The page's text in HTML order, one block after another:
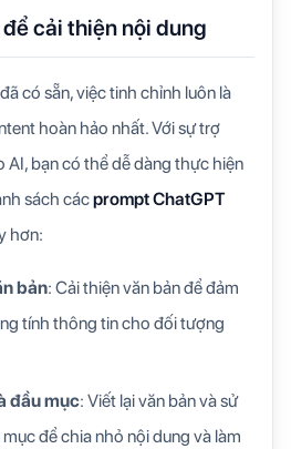
cải thiện nội dung
có sẵn, việc tinh chỉnh luôn là
hoàn hảo nhất. Với sự trợ
AI, bạn có thể dễ dàng thực hiện
sách cácprompt ChatGPT
hơn:
bản: Cải thiện văn bản để đảm
tính thông tin cho đối tượng
đầu mục: Viết lại văn bản và sử
để chia nhỏ nội dung và làm